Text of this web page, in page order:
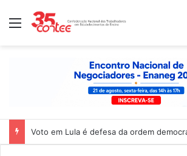
Menu
Voto em Lula é defesa da ordem